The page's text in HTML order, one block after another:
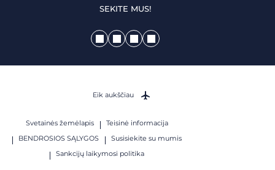
SEKITE MUS!
Svetainės žemėlapis
Teisinė informacija
BENDROSIOS SĄLYGOS
Susisiekite su mumis
Sankcijų laikymosi politika
Eik aukščiau